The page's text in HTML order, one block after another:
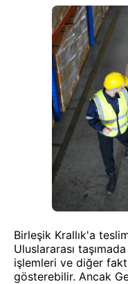
Birleşik Krallık'a
Uluslararası
işlemleri ve diğer
gösterebilir. Ancak